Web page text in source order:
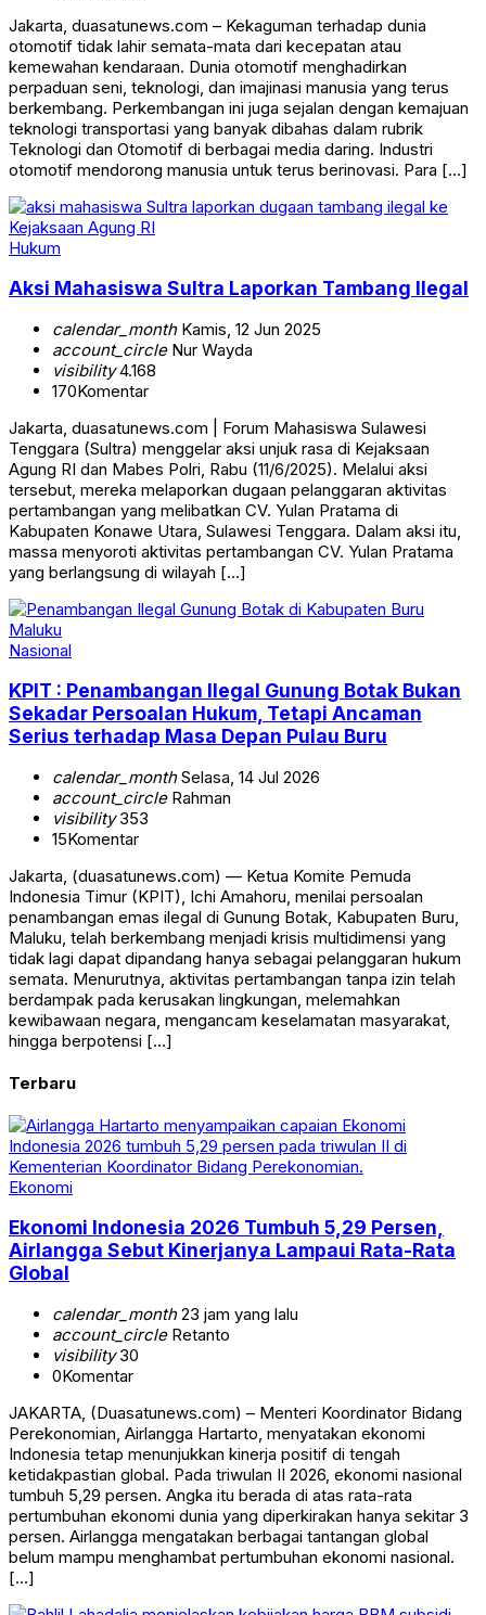
Jakarta, duasatunews.com – Kekaguman terhadap dunia
otomotif tidak lahir semata-mata dari kecepatan atau
kemewahan kendaraan. Dunia otomotif menghadirkan
perpaduan seni, teknologi, dan imajinasi manusia yang terus
berkembang. Perkembangan ini juga sejalan dengan kemajuan
teknologi transportasi yang banyak dibahas dalam rubrik
Teknologi dan Otomotif di berbagai media daring. Industri
otomotif mendorong manusia untuk terus berinovasi. Para […]
Hukum
Aksi Mahasiswa Sultra Laporkan Tambang Ilegal
calendar_monthKamis, 12 Jun 2025
account_circleNur Wayda
visibility4.168
170Komentar
Jakarta, duasatunews.com | Forum Mahasiswa Sulawesi
Tenggara (Sultra) menggelar aksi unjuk rasa di Kejaksaan
Agung RI dan Mabes Polri, Rabu (11/6/2025). Melalui aksi
tersebut, mereka melaporkan dugaan pelanggaran aktivitas
pertambangan yang melibatkan CV. Yulan Pratama di
Kabupaten Konawe Utara, Sulawesi Tenggara. Dalam aksi itu,
massa menyoroti aktivitas pertambangan CV. Yulan Pratama
yang berlangsung di wilayah […]
Nasional
KPIT : Penambangan Ilegal Gunung Botak Bukan
Sekadar Persoalan Hukum, Tetapi Ancaman
Serius terhadap Masa Depan Pulau Buru
calendar_monthSelasa, 14 Jul 2026
account_circleRahman
visibility353
15Komentar
Jakarta, (duasatunews.com) — Ketua Komite Pemuda
Indonesia Timur (KPIT), Ichi Amahoru, menilai persoalan
penambangan emas ilegal di Gunung Botak, Kabupaten Buru,
Maluku, telah berkembang menjadi krisis multidimensi yang
tidak lagi dapat dipandang hanya sebagai pelanggaran hukum
semata. Menurutnya, aktivitas pertambangan tanpa izin telah
berdampak pada kerusakan lingkungan, melemahkan
kewibawaan negara, mengancam keselamatan masyarakat,
hingga berpotensi […]
Terbaru
Ekonomi
Ekonomi Indonesia 2026 Tumbuh 5,29 Persen,
Airlangga Sebut Kinerjanya Lampaui Rata-Rata
Global
calendar_month23 jam yang lalu
account_circleRetanto
visibility30
0Komentar
JAKARTA, (Duasatunews.com) – Menteri Koordinator Bidang
Perekonomian, Airlangga Hartarto, menyatakan ekonomi
Indonesia tetap menunjukkan kinerja positif di tengah
ketidakpastian global. Pada triwulan II 2026, ekonomi nasional
tumbuh 5,29 persen. Angka itu berada di atas rata-rata
pertumbuhan ekonomi dunia yang diperkirakan hanya sekitar 3
persen. Airlangga mengatakan berbagai tantangan global
belum mampu menghambat pertumbuhan ekonomi nasional.
[…]